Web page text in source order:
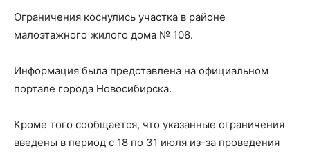
Ограничения коснулись участка в районе
малоэтажного жилого дома № 108.
Информация была представлена на официальном
портале города Новосибирска.
Кроме того сообщается, что указанные ограничения
введены в период с 18 по 31 июля из-за проведения